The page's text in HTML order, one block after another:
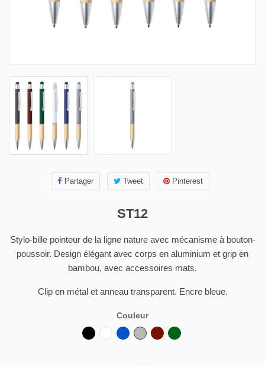
Partager Tweet Pinterest
ST12
Stylo-bille pointeur de la ligne nature avec mécanisme à bouton-
poussoir. Design élégant avec corps en aluminium et grip en
bambou, avec accessoires mats.
Clip en métal et anneau transparent. Encre bleue.
Couleur
NoirBlancBleu
foncé
GrisVin
Vert